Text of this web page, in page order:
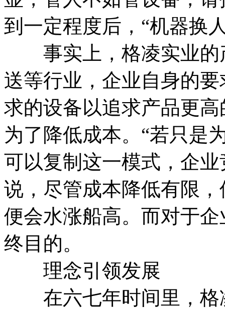
到一定程度后，“机器换
事实上，格凌实业的
送等行业，企业自身的
求的设备以追求产品更
为了降低成本。“若只是
可以复制这一模式，企
说，尽管成本降低有限
便会水涨船高。而对于
终目的。
理念引领发展
在六七年时间里，格